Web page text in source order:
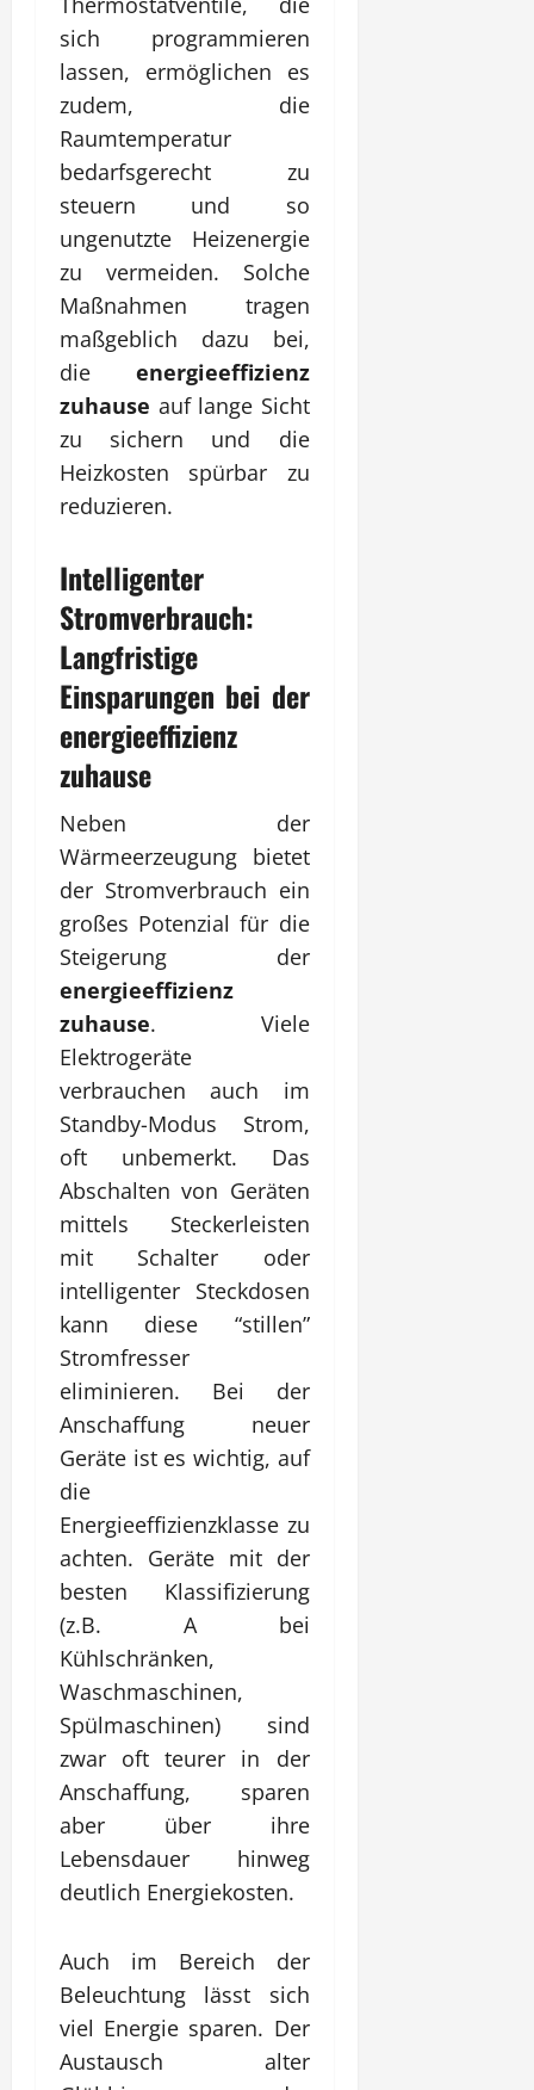
sich programmieren
lassen, ermöglichen es
zudem, die
Raumtemperatur
bedarfsgerecht zu
steuern und so
ungenutzte Heizenergie
zu vermeiden. Solche
Maßnahmen tragen
maßgeblich dazu bei,
die energieeffizienz
zuhause auf lange Sicht
zu sichern und die
Heizkosten spürbar zu
reduzieren.
Intelligenter
Stromverbrauch:
Langfristige
Einsparungen bei der
energieeffizienz
zuhause
Neben der
Wärmeerzeugung bietet
der Stromverbrauch ein
großes Potenzial für die
Steigerung der
energieeffizienz
zuhause. Viele
Elektrogeräte
verbrauchen auch im
Standby-Modus Strom,
oft unbemerkt. Das
Abschalten von Geräten
mittels Steckerleisten
mit Schalter oder
intelligenter Steckdosen
kann diese “stillen”
Stromfresser
eliminieren. Bei der
Anschaffung neuer
Geräte ist es wichtig, auf
die
Energieeffizienzklasse zu
achten. Geräte mit der
besten Klassifizierung
(z.B. A bei
Kühlschränken,
Waschmaschinen,
Spülmaschinen) sind
zwar oft teurer in der
Anschaffung, sparen
aber über ihre
Lebensdauer hinweg
deutlich Energiekosten.
Auch im Bereich der
Beleuchtung lässt sich
viel Energie sparen. Der
Austausch alter